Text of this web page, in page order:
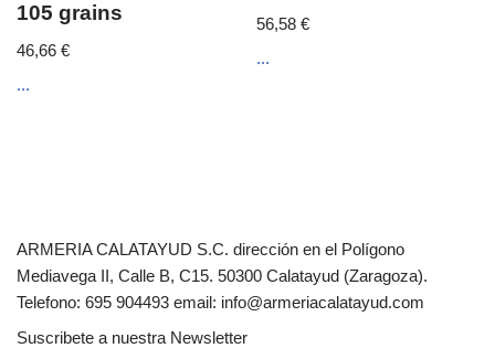
105 grains
46,66 €
...
56,58€
...
ARMERIA CALATAYUD S.C. dirección en el Polígono
Mediavega II, Calle B, C15. 50300 Calatayud (Zaragoza).
Telefono: 695 904493 email: info@armeriacalatayud.com
Suscribete a nuestra Newsletter